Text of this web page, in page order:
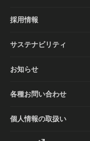
採用情報
サステナビリティ
お知らせ
各種お問い合わせ
個人情報の取扱い